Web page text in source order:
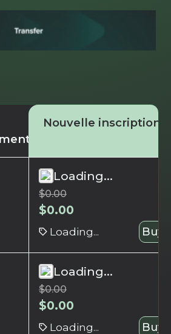
Nouvelle inscription
Loading...
$0.00
$0.00
Loading... Buy
Loading...
$0.00
$0.00
Loading... Buy